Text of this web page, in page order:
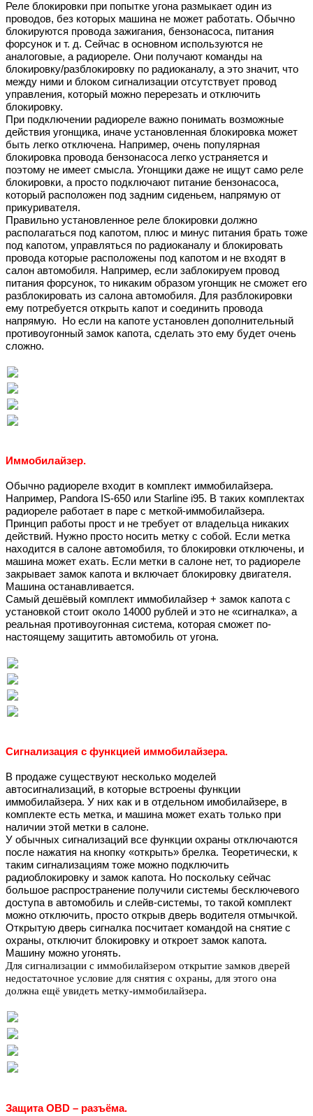
Реле блокировки при попытке угона размыкает один из
проводов, без которых машина не может работать. Обычно
блокируются провода зажигания, бензонасоса, питания
форсунок и т. д. Сейчас в основном используются не
аналоговые, а радиореле. Они получают команды на
блокировку/разблокировку по радиоканалу, а это значит, что
между ними и блоком сигнализации отсутствует провод
управления, который можно перерезать и отключить
блокировку.
При подключении радиореле важно понимать возможные
действия угонщика, иначе установленная блокировка может
быть легко отключена. Например, очень популярная
блокировка провода бензонасоса легко устраняется и
поэтому не имеет смысла. Угонщики даже не ищут само реле
блокировки, а просто подключают питание бензонасоса,
который расположен под задним сиденьем, напрямую от
прикуривателя.
Правильно установленное реле блокировки должно
располагаться под капотом, плюс и минус питания брать тоже
под капотом, управляться по радиоканалу и блокировать
провода которые расположены под капотом и не входят в
салон автомобиля. Например, если заблокируем провод
питания форсунок, то никаким образом угонщик не сможет его
разблокировать из салона автомобиля. Для разблокировки
ему потребуется открыть капот и соединить провода
напрямую. Но если на капоте установлен дополнительный
противоугонный замок капота, сделать это ему будет очень
сложно.
Иммобилайзер.
Обычно радиореле входит в комплект иммобилайзера.
Например, Pandora IS-650 или Starline i95. В таких комплектах
радиореле работает в паре с меткой-иммобилайзера.
Принцип работы прост и не требует от владельца никаких
действий. Нужно просто носить метку с собой. Если метка
находится в салоне автомобиля, то блокировки отключены, и
машина может ехать. Если метки в салоне нет, то радиореле
закрывает замок капота и включает блокировку двигателя.
Машина останавливается.
Самый дешёвый комплект иммобилайзер + замок капота с
установкой стоит около 14000 рублей и это не «сигналка», а
реальная противоугонная система, которая сможет по-
настоящему защитить автомобиль от угона.
Сигнализация с функцией иммобилайзера.
В продаже существуют несколько моделей
автосигнализаций, в которые встроены функции
иммобилайзера. У них как и в отдельном имобилайзере, в
комплекте есть метка, и машина может ехать только при
наличии этой метки в салоне.
У обычных сигнализаций все функции охраны отключаются
после нажатия на кнопку «открыть» брелка. Теоретически, к
таким сигнализациям тоже можно подключить
радиоблокировку и замок капота. Но поскольку сейчас
большое распространение получили системы бесключевого
доступа в автомобиль и слейв-системы, то такой комплект
можно отключить, просто открыв дверь водителя отмычкой.
Открытую дверь сигналка посчитает командой на снятие с
охраны, отключит блокировку и откроет замок капота.
Машину можно угонять.
Для сигнализации с иммобилайзером открытие замков дверей
недостаточное условие для снятия с охраны, для этого она
должна ещё увидеть метку-иммобилайзера.
Защита OBD – разъёма.